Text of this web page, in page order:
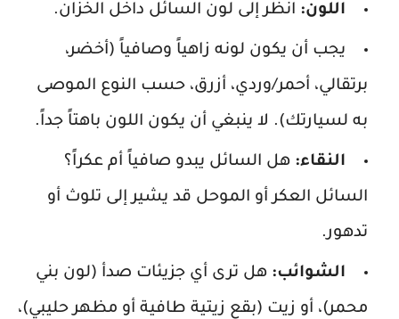
اللون: انظر إلى لون السائل داخل الخزان.
يجب أن يكون لونه زاهياً وصافياً (أخضر،
برتقالي، أحمر/وردي، أزرق، حسب النوع الموصى
به لسيارتك). لا ينبغي أن يكون اللون باهتاً جداً.
النقاء: هل السائل يبدو صافياً أم عكراً؟
السائل العكر أو الموحل قد يشير إلى تلوث أو
تدهور.
الشوائب: هل ترى أي جزيئات صدأ (لون بني
محمر)، أو زيت (بقع زيتية طافية أو مظهر حليبي)،